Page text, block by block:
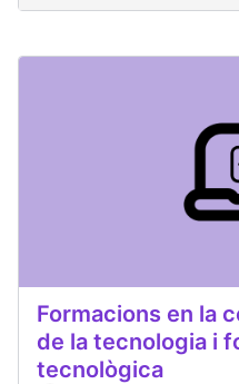
Formacions en la
de la tecnologia i
tecnològica